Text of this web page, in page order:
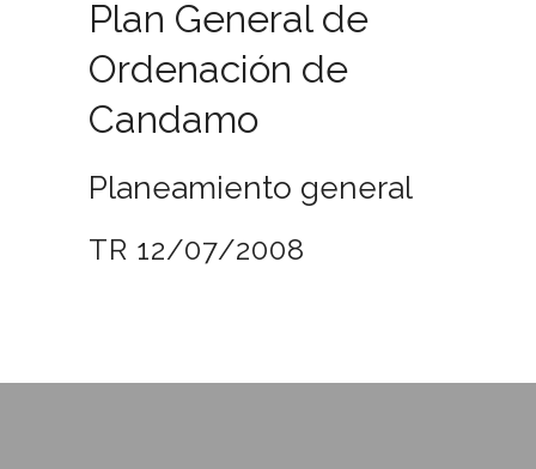
Plan General de
Ordenación de
Candamo
Planeamiento general
TR 12/07/2008